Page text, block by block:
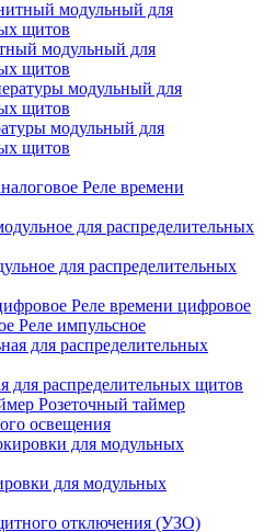
модульный для
щитов
модульный для
щитов
Реле времени
для распределительных
Реле времени цифровое
Реле импульсное
для распределительных щитов
Розеточный таймер
освещения
для модульных